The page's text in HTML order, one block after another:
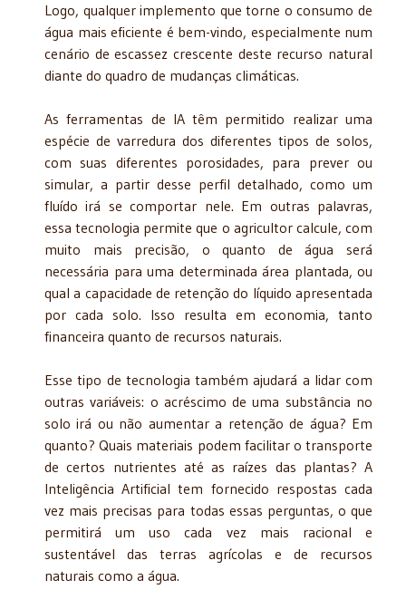
Logo, qualquer implemento que torne o consumo de
água mais eficiente é bem-vindo, especialmente num
cenário de escassez crescente deste recurso natural
diante do quadro de mudanças climáticas.
As ferramentas de IA têm permitido realizar uma
espécie de varredura dos diferentes tipos de solos,
com suas diferentes porosidades, para prever ou
simular, a partir desse perfil detalhado, como um
fluído irá se comportar nele. Em outras palavras,
essa tecnologia permite que o agricultor calcule, com
muito mais precisão, o quanto de água será
necessária para uma determinada área plantada, ou
qual a capacidade de retenção do líquido apresentada
por cada solo. Isso resulta em economia, tanto
financeira quanto de recursos naturais.
Esse tipo de tecnologia também ajudará a lidar com
outras variáveis: o acréscimo de uma substância no
solo irá ou não aumentar a retenção de água? Em
quanto? Quais materiais podem facilitar o transporte
de certos nutrientes até as raízes das plantas? A
Inteligência Artificial tem fornecido respostas cada
vez mais precisas para todas essas perguntas, o que
permitirá um uso cada vez mais racional e
sustentável das terras agrícolas e de recursos
naturais como a água.